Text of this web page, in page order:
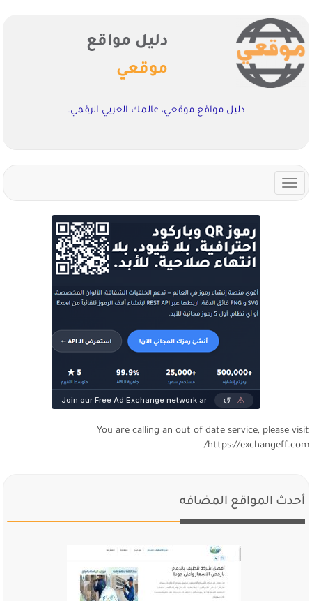
دليل مواقع
موقعي
دليل مواقع موقعي، عالمك العربي الرقمي.
Toggle
navigation
You are calling an out of date service, please visit
https://exchangeff.com/
أحدث المواقع المضافه